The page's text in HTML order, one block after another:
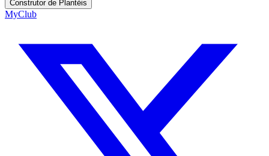
Construtor de Plantéis
MyClub